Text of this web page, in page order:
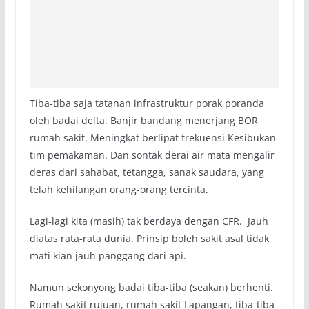
Tiba-tiba saja tatanan infrastruktur porak poranda
oleh badai delta. Banjir bandang menerjang BOR
rumah sakit. Meningkat berlipat frekuensi Kesibukan
tim pemakaman. Dan sontak derai air mata mengalir
deras dari sahabat, tetangga, sanak saudara, yang
telah kehilangan orang-orang tercinta.
Lagi-lagi kita (masih) tak berdaya dengan CFR. Jauh
diatas rata-rata dunia. Prinsip boleh sakit asal tidak
mati kian jauh panggang dari api.
Namun sekonyong badai tiba-tiba (seakan) berhenti.
Rumah sakit rujuan, rumah sakit Lapangan, tiba-tiba